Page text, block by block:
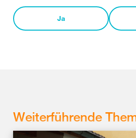
Ja
Weiterführende